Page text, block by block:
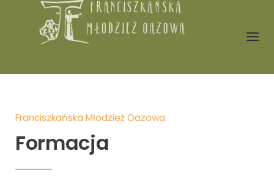
Franciszkańska Młodzież Oazowa
Formacja